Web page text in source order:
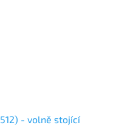
- volně stojící